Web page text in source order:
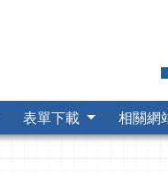
表單下載 相關網